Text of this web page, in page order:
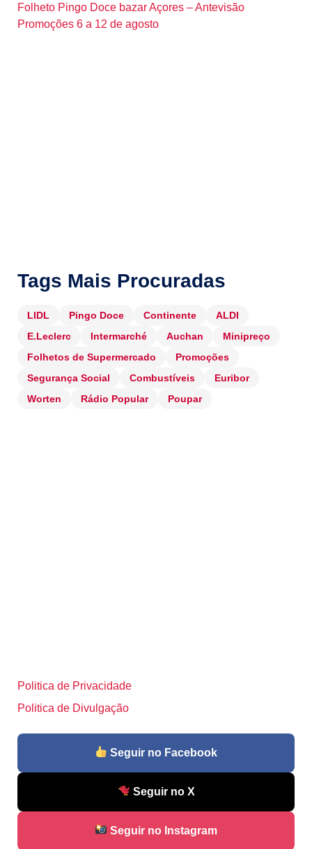
Folheto Pingo Doce bazar Açores – Antevisão
Promoções 6 a 12 de agosto
Tags Mais Procuradas
LIDL Pingo Doce Continente
ALDI
E.Leclerc
Intermarché Auchan
Minipreço
Folhetos de Supermercado
Promoções
Segurança Social
Combustíveis
Euribor
Worten
Rádio Popular Poupar
Politica de Privacidade
Politica de Divulgação
Seguir no Facebook
Seguir no X
Seguir no Instagram